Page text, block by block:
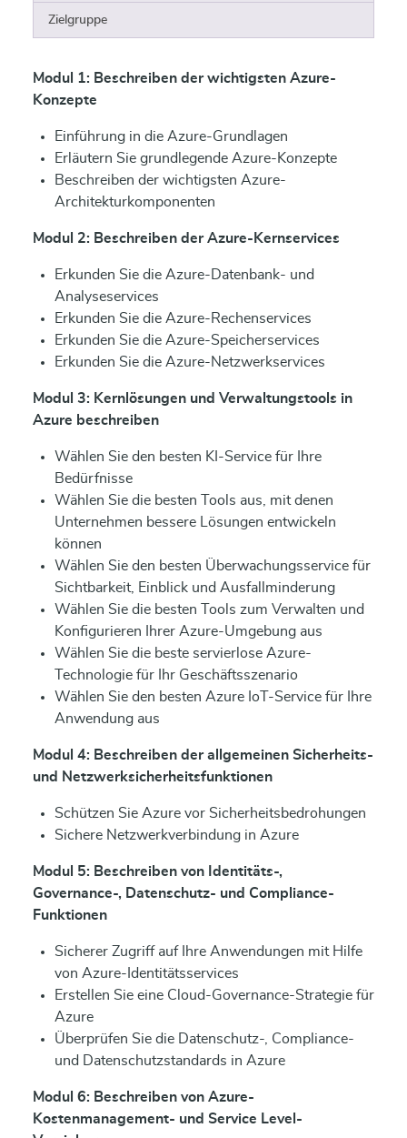
Zielgruppe
Modul 1: Beschreiben der wichtigsten Azure-
Konzepte
Einführung in die Azure-Grundlagen
Erläutern Sie grundlegende Azure-Konzepte
Beschreiben der wichtigsten Azure-
Architekturkomponenten
Modul 2: Beschreiben der Azure-Kernservices
Erkunden Sie die Azure-Datenbank- und
Analyseservices
Erkunden Sie die Azure-Rechenservices
Erkunden Sie die Azure-Speicherservices
Erkunden Sie die Azure-Netzwerkservices
Modul 3: Kernlösungen und Verwaltungstools in
Azure beschreiben
Wählen Sie den besten KI-Service für Ihre
Bedürfnisse
Wählen Sie die besten Tools aus, mit denen
Unternehmen bessere Lösungen entwickeln
können
Wählen Sie den besten Überwachungsservice für
Sichtbarkeit, Einblick und Ausfallminderung
Wählen Sie die besten Tools zum Verwalten und
Konfigurieren Ihrer Azure-Umgebung aus
Wählen Sie die beste servierlose Azure-
Technologie für Ihr Geschäftsszenario
Wählen Sie den besten Azure IoT-Service für Ihre
Anwendung aus
Modul 4: Beschreiben der allgemeinen Sicherheits-
und Netzwerksicherheitsfunktionen
Schützen Sie Azure vor Sicherheitsbedrohungen
Sichere Netzwerkverbindung in Azure
Modul 5: Beschreiben von Identitäts-,
Governance-, Datenschutz- und Compliance-
Funktionen
Sicherer Zugriff auf Ihre Anwendungen mit Hilfe
von Azure-Identitätsservices
Erstellen Sie eine Cloud-Governance-Strategie für
Azure
Überprüfen Sie die Datenschutz-, Compliance-
und Datenschutzstandards in Azure
Modul 6: Beschreiben von Azure-
Kostenmanagement- und Service Level-